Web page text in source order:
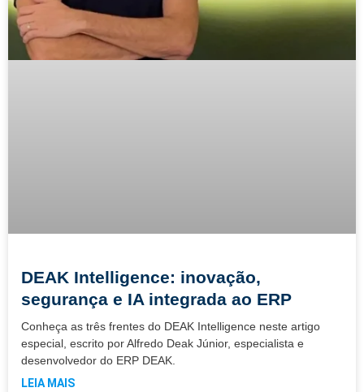
DEAK Intelligence: inovação,
segurança e IA integrada ao ERP
Conheça as três frentes do DEAK Intelligence neste artigo
especial, escrito por Alfredo Deak Júnior, especialista e
desenvolvedor do ERP DEAK.
LEIA MAIS